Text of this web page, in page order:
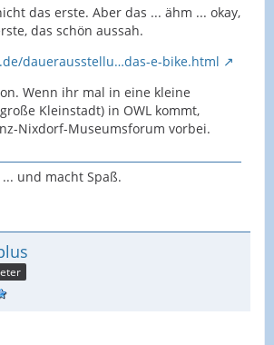
das erste. Aber das ... ähm ... okay,
das schön aussah.
dauerausstellu…das-e-bike.html
Wenn ihr mal in eine kleine
Kleinstadt) in OWL kommt,
Nixdorf-Museumsforum vorbei.
und macht Spaß.